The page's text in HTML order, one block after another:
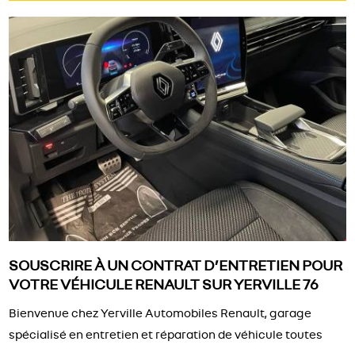
SOUSCRIRE À UN CONTRAT D’ENTRETIEN POUR
VOTRE VÉHICULE RENAULT SUR YERVILLE 76
Bienvenue chez Yerville Automobiles Renault, garage
spécialisé en entretien et réparation de véhicule toutes